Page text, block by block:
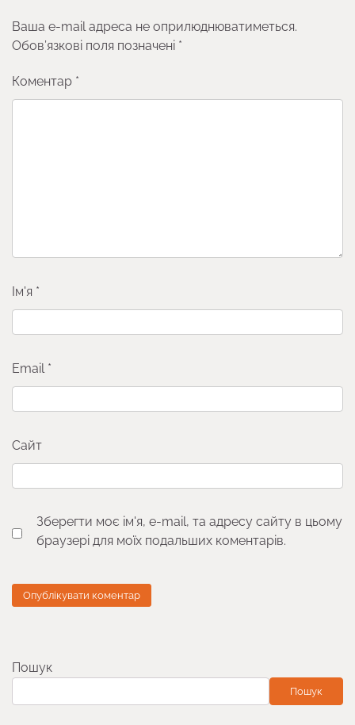
Ваша e-mail адреса не оприлюднюватиметься.
Обов’язкові поля позначені *
Коментар *
Ім'я *
Email *
Сайт
Зберегти моє ім'я, e-mail, та адресу сайту в цьому
браузері для моїх подальших коментарів.
Пошук
Пошук